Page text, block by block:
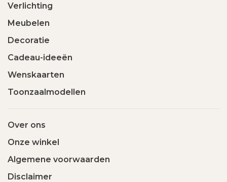
Verlichting
Meubelen
Decoratie
Cadeau-ideeën
Wenskaarten
Toonzaalmodellen
Over ons
Onze winkel
Algemene voorwaarden
Disclaimer